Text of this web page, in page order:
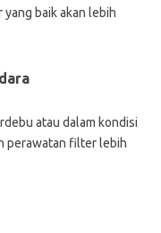
baik akan lebih
atau dalam kondisi
perawatan filter lebih